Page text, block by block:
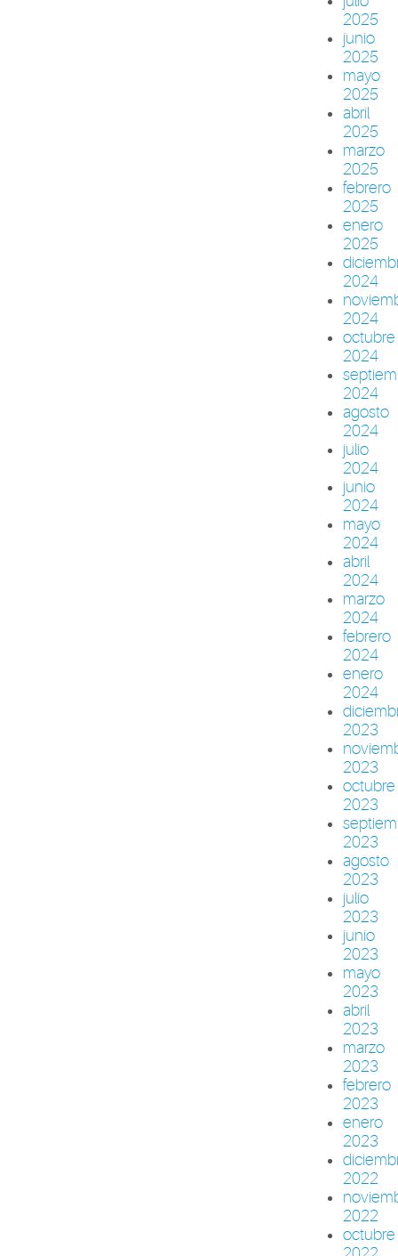
2025
junio
2025
mayo
2025
abril
2025
marzo
2025
febrero
2025
enero
2025
2024
2024
octubre
2024
2024
agosto
2024
julio
2024
junio
2024
mayo
2024
abril
2024
marzo
2024
febrero
2024
enero
2024
2023
2023
octubre
2023
2023
agosto
2023
julio
2023
junio
2023
mayo
2023
abril
2023
marzo
2023
febrero
2023
enero
2023
2022
2022
octubre